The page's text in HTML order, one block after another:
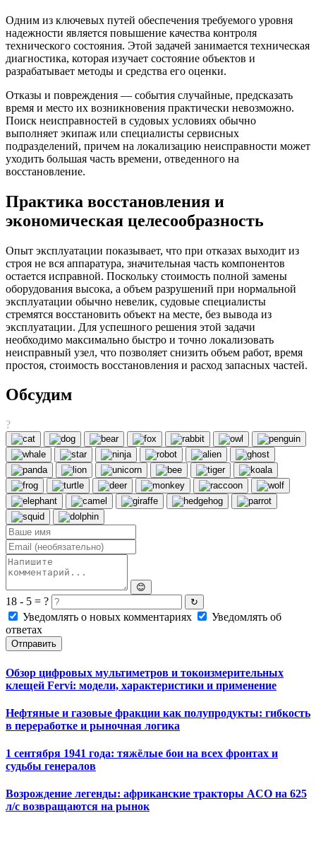
Одним из ключевых путей обеспечения требуемого уровня
надежности является повышение качества контроля
технического состояния. Этой задачей занимается техническая
диагностика, которая изучает состояние объектов и
разрабатывает методы и средства его оценки.
Отказы и повреждения — события случайные, предсказать
время и место их возникновения практически невозможно.
Поиск неисправностей в судовых условиях обычно
выполняет экипаж или специалисты сервисных
подразделений, причем на локализацию неисправности может
уходить большая часть времени, отведенного на
восстановление.
Практика восстановления и
экономическая целесообразность
Опыт эксплуатации показывает, что при отказах выходит из
строя не вся аппаратура, значительная часть компонентов
остается исправной. Поскольку стоимость полной замены
оборудования высока, а объем разрушений при нормальной
эксплуатации обычно невелик, судовые специалисты
стремятся восстановить объект на месте, без вывода из
эксплуатации. Для успешного решения этой задачи
необходимо максимально быстро и точно локализовать
неисправный узел, что позволяет снизить объем работ, время
простоя, стоимость восстановления и расход запасных частей.
Обсудим
?
😊
18 - 5 = ? ↻
Уведомлять о новых комментариях
Уведомлять об
ответах
Отправить
Обзор цифровых мультиметров и токоизмерительных
клещей Fervi: модели, характеристики и применение
Нефтяные и газовые фракции как полупродукты: гибкость
в переработке и рыночная логика
1 сентября 1941 года: тяжёлые бои на всех фронтах и
судьбы генералов
Возрождение легенды: африканские тракторы ACO на 625
л/с возвращаются на рынок